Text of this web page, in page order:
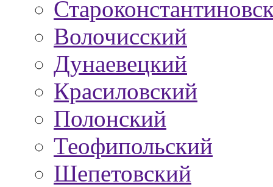
Волочисский
Дунаевецкий
Красиловский
Полонский
Теофипольский
Шепетовский